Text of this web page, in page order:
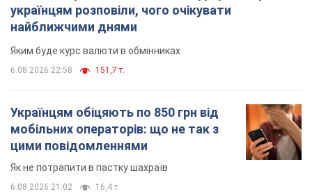
цими повідомленнями
Як не потрапити в пастку шахраїв
6.08.2026 21:02 16,4 т.
Найдорожчий футболіст "Динамо"
забив "Карабаху" вже на 10-й хвилині
матчу. Відео
Поєдинок відбувається в Польщі
6.08.2026 20:48 6,9 т.